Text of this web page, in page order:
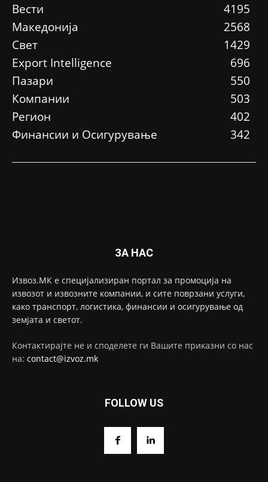
Вести
4195
Македонија
2568
Свет
1429
Еxport Intelligence
696
Пазари
550
Компании
503
Регион
402
Финансии и Осигурување
342
ЗА НАС
Извоз.МК е специјализиран портал за промоција на
извозот и извозните компании, и сите поврзани услуги,
како транспорт, логистика, финансии и осигурување од
земјата и светот.
Контактирајте не и споделете ги Вашите приказни со нас
на: contact@izvoz.mk
FOLLOW US